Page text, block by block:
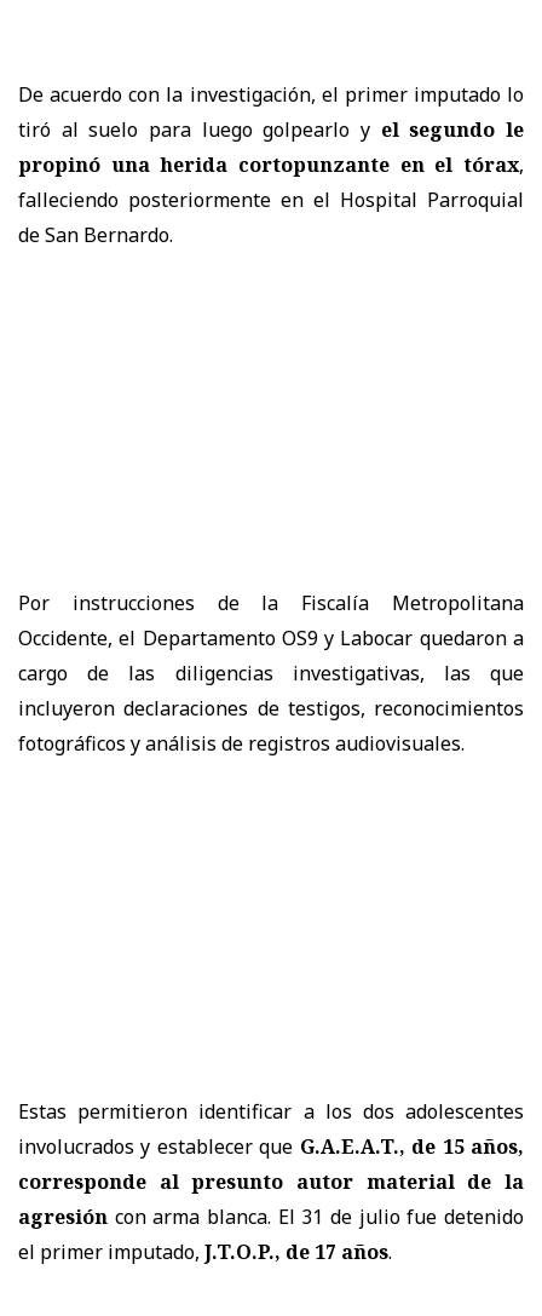
De acuerdo con la investigación, el primer imputado lo
tiró al suelo para luego golpearlo y el segundo le
propinó una herida cortopunzante en el tórax,
falleciendo posteriormente en el Hospital Parroquial
de San Bernardo.
Por instrucciones de la Fiscalía Metropolitana
Occidente, el Departamento OS9 y Labocar quedaron a
cargo de las diligencias investigativas, las que
incluyeron declaraciones de testigos, reconocimientos
fotográficos y análisis de registros audiovisuales.
Estas permitieron identificar a los dos adolescentes
involucrados y establecer que G.A.E.A.T., de 15 años,
corresponde al presunto autor material de la
agresión con arma blanca. El 31 de julio fue detenido
el primer imputado, J.T.O.P., de 17 años.